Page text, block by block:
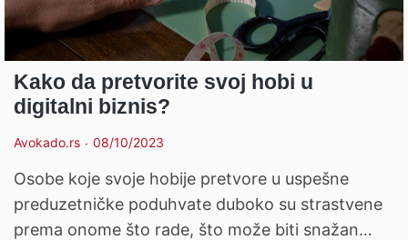
Kako da pretvorite svoj hobi u
digitalni biznis?
Avokado.rs 08/10/2023
Osobe koje svoje hobije pretvore u uspešne
preduzetničke poduhvate duboko su strastvene
prema onome što rade, što može biti snažan…